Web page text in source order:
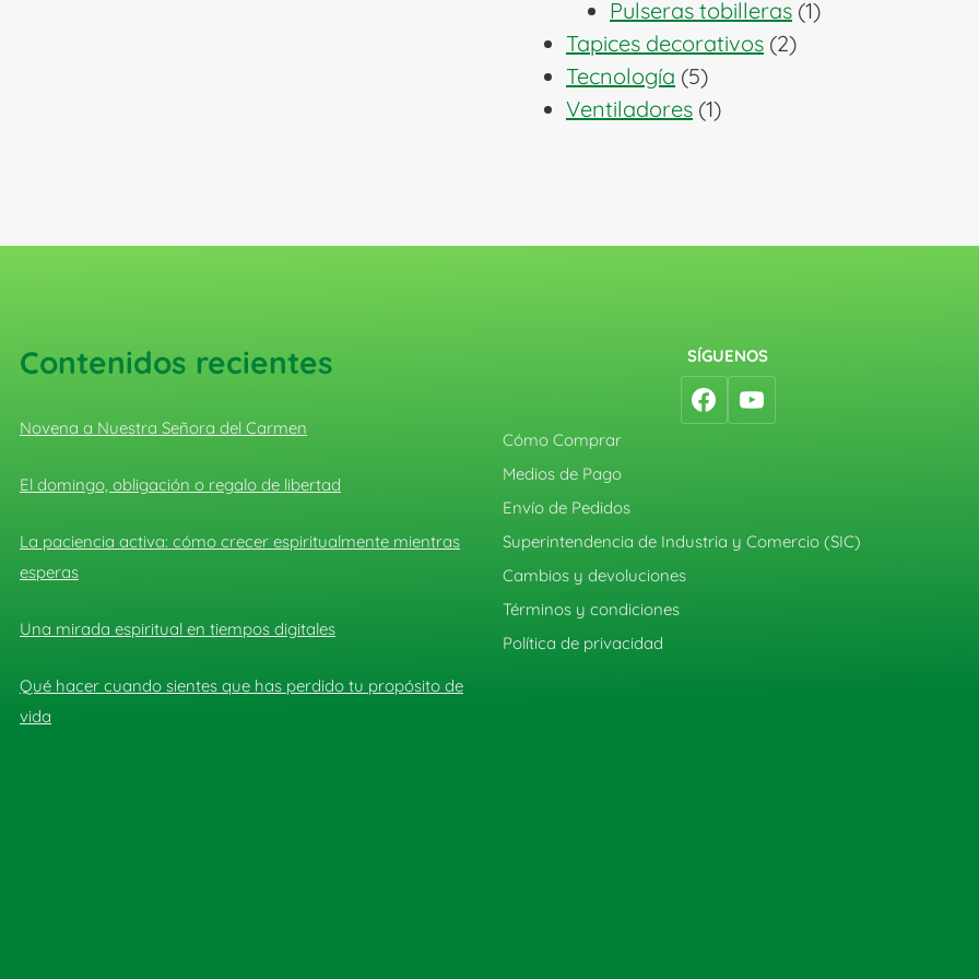
Pulseras tobilleras 11
Tapices decorativos 22
Tecnología 55
productos
Ventiladores 11
Contenidos recientes
Novena a Nuestra Señora del Carmen
El domingo, obligación o regalo de libertad
La paciencia activa: cómo crecer espiritualmente mientras
esperas
Una mirada espiritual en tiempos digitales
Qué hacer cuando sientes que has perdido tu propósito de
vida
SÍGUENOS
Cómo Comprar
Medios de Pago
Envío de Pedidos
Superintendencia de Industria y Comercio (SIC)
Cambios y devoluciones
Términos y condiciones
Política de privacidad